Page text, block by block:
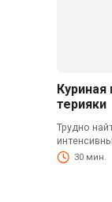
терияки
Трудно
30 мин.